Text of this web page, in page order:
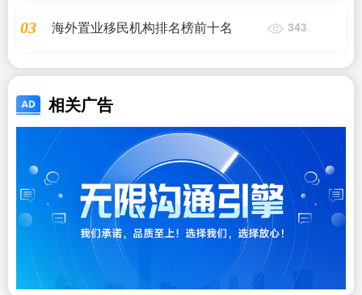
03 海外置业移民机构排名榜前十名 343
相关广告